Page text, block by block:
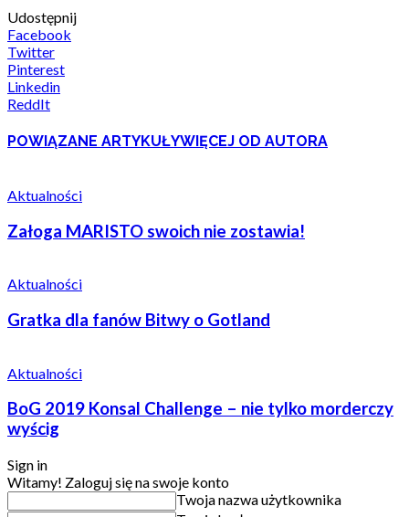
Udostępnij
Facebook
Twitter
Pinterest
Linkedin
ReddIt
POWIĄZANE ARTYKUŁYWIĘCEJ OD AUTORA
Aktualności
Załoga MARISTO swoich nie zostawia!
Aktualności
Gratka dla fanów Bitwy o Gotland
Aktualności
BoG 2019 Konsal Challenge – nie tylko morderczy
wyścig
Sign in
Witamy! Zaloguj się na swoje konto
Twoja nazwa użytkownika